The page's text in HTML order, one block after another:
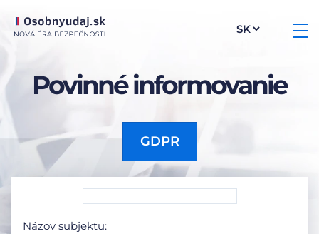
Povinné informovanie
GDPR
Názov subjektu: